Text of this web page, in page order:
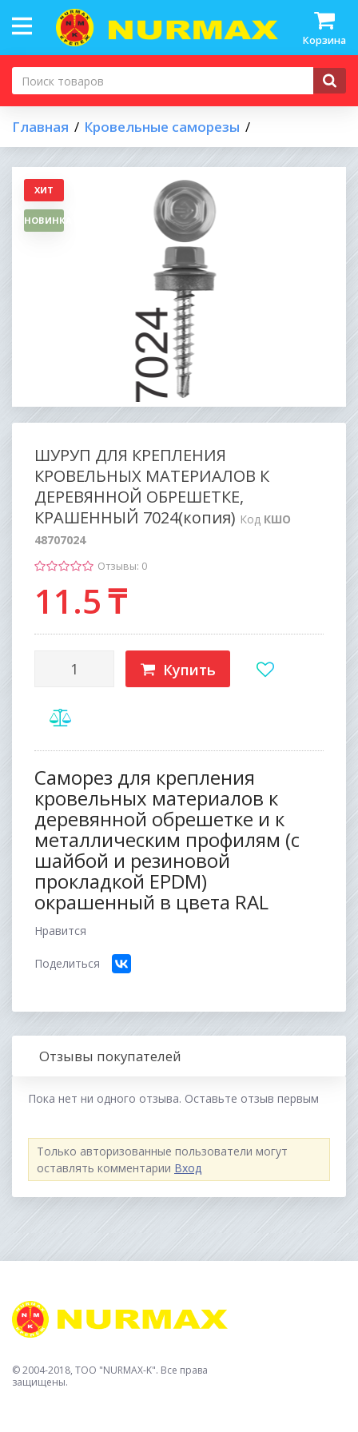
Корзина
Главная Кровельные саморезы
ХИТ
НОВИНКА
ШУРУП ДЛЯ КРЕПЛЕНИЯ
КРОВЕЛЬНЫХ МАТЕРИАЛОВ К
ДЕРЕВЯННОЙ ОБРЕШЕТКЕ,
КРАШЕННЫЙ 7024(копия) Код КШО
48707024
Отзывы: 0
11.5₸
Купить
Саморез для крепления
кровельных материалов к
деревянной обрешетке и к
металлическим профилям (с
шайбой и резиновой
прокладкой EPDM)
окрашенный в цвета RAL
Нравится
Поделиться
Отзывы покупателей
Пока нет ни одного отзыва. Оставьте отзыв первым
Только авторизованные пользователи могут
оставлять комментарии Вход
© 2004-2018, TOO "NURMAX-K". Все права
защищены.